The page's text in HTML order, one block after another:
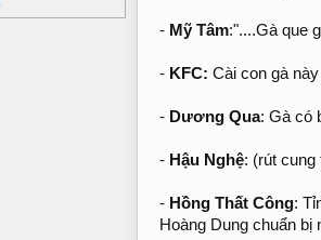
- Mỹ Tâm:"....Gà que
- KFC: Cài con gà
- Dương Qua: Gà có
- Hậu Nghệ: (rút
- Hồng Thất Công:
Hoàng Dung chuẩn bị